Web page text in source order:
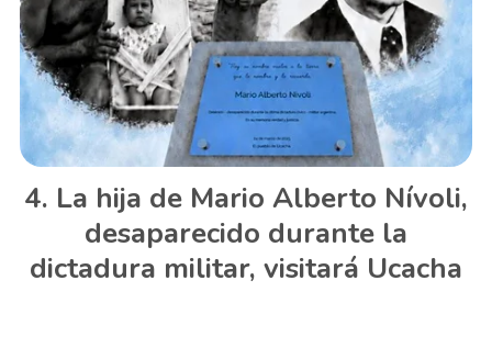
La hija de Mario Alberto Nívoli,
desaparecido durante la
dictadura militar, visitará Ucacha